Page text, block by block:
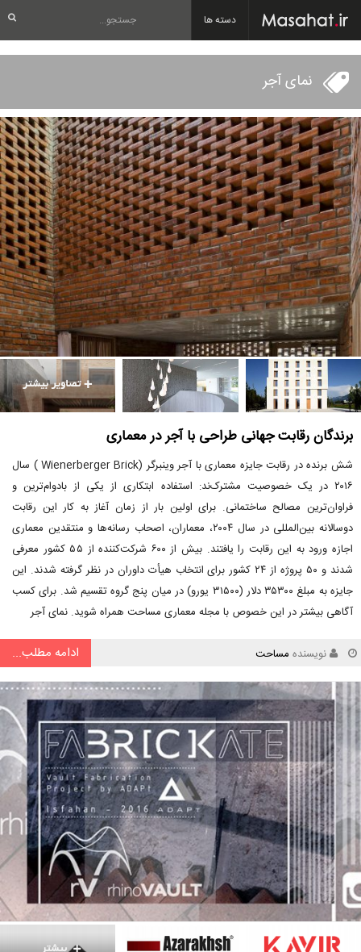
دسته ها
نمای آجر
برندگان رقابت جهانی طراحی با آجر در معماری
شش برنده در رقابت جایزه معماری با آجر وینبرگر (Wienerberger Brick ) سال
۲۰۱۶ در یک خصوصیت مشترک‌ند: استفاده ابتکاری از یکی از بادوام‌ترین و
فراوان‌ترین مصالح ساختمانی. برای اولین بار از زمان آغاز به کار این رقابت
دوسالانه بین‌المللی در سال ۲۰۰۴، معماران، اصحاب رسانه‌ها و منتقدین معماری
اجازه ورود به این رقابت را یافتند. بیش از ۶۰۰ شرکت‌کننده از ۵۵ کشور معرفی
شدند و ۵۰ پروژه از ۲۴ کشور برای انتخاب هیأت داوران در نظر گرفته شدند. این
جایزه به مبلغ ۳۵۳۰۰ دلار (۳۱۵۰۰ یورو) در میان پنج گروه تقسیم شد. برای کسب
آگاهی بیشتر در این خصوص با مجله معماری مساحت همراه شوید. نمای آجر
نویسنده مساحت ادامه مطلب...